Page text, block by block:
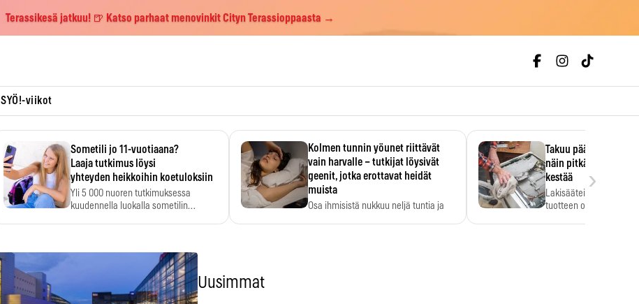
Terassikesä jatkuu! 🍺 Katso parhaat menovinkit Cityn Terassioppaasta →
SYÖ!-viikot
Sometili jo 11-vuotiaana?
Laaja tutkimus löysi
yhteyden heikkoihin koetuloksiin
Yli 5 000 nuoren tutkimuksessa
kuudennella luokalla sometilin…
Kolmen tunnin yöunet riittävät
vain harvalle – tutkijat löysivät
geenit, jotka erottavat heidät
muista
Osa ihmisistä nukkuu neljä tuntia ja
Takuu päättyi,
näin pitkään
kestää
Lakisääteinen
tuotteen oletetun
›
Uusimmat